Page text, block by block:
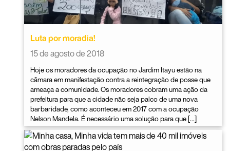
Luta por moradia!
15 de agosto de 2018
Hoje os moradores da ocupação no Jardim Itayu estão na
câmara em manifestação contra a reintegração de posse que
ameaça a comunidade. Os moradores cobram uma ação da
prefeitura para que a cidade não seja palco de uma nova
barbaridade, como aconteceu em 2017 com a ocupação
Nelson Mandela. É necessário uma solução para que […]